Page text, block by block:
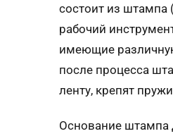
состоит из штампа
рабочий
имеющие
после процесса
ленту, крепят
Основание штампа